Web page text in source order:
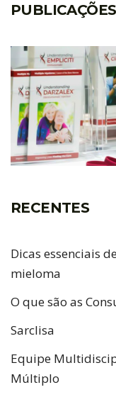
PUBLICAÇÕES
RECENTES
Dicas essenciais
mieloma
O que são as
Sarclisa
Equipe
Múltiplo